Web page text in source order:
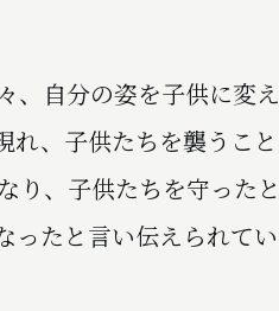
、自分の姿を子供に変え
れ、子供たちを襲うこと
り、子供たちを守ったと
ったと言い伝えられてい